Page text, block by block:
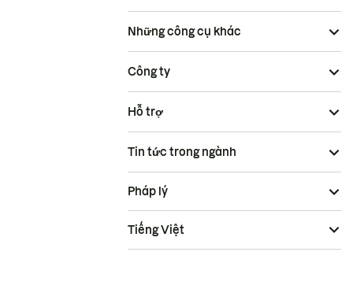
Những công cụ khác
Công ty
Hỗ trợ
Tin tức trong ngành
Pháp lý
Tiếng Việt